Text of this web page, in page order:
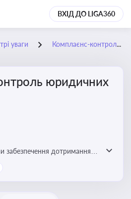
ВХІД ДО LIGA360
уваги Комплаєнс-контроль юридичних осіб: кейси
юридичних
забезпечення дотримання
особами, запобігання
діяльності